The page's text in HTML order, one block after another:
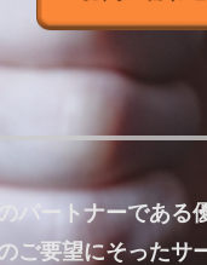
パートナーである
ご要望にそったサ